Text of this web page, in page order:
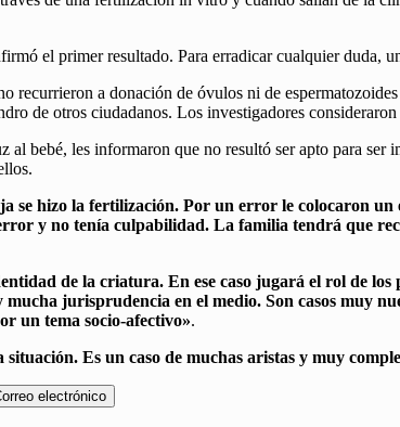
el primer resultado. Para erradicar cualquier
recurrieron a donación de óvulos ni de
de otros ciudadanos. Los investigadores
bebé, les informaron que no resultó ser apto para
se hizo la fertilización. Por un error le colocaron
y no tenía culpabilidad. La familia tendrá que
de la criatura. En ese caso jugará el rol de
jurisprudencia en el medio. Son casos muy
un tema socio-afectivo».
Es un caso de muchas aristas y muy
electrónico